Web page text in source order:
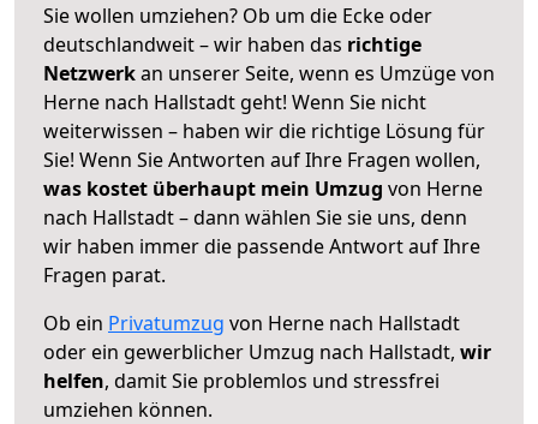
Sie wollen umziehen? Ob um die Ecke oder
deutschlandweit – wir haben das richtige
Netzwerkan unserer Seite, wenn es Umzüge von
Herne nach Hallstadt geht! Wenn Sie nicht
weiterwissen – haben wir die richtige Lösung für
Sie! Wenn Sie Antworten auf Ihre Fragen wollen,
was kostet überhaupt mein Umzug von Herne
nach Hallstadt – dann wählen Sie sie uns, denn
wir haben immer die passende Antwort auf Ihre
Fragen parat.
Ob ein Privatumzug von Herne nach Hallstadt
oder ein gewerblicher Umzug nach Hallstadt, wir
helfen, damit Sie problemlos und stressfrei
umziehen können.